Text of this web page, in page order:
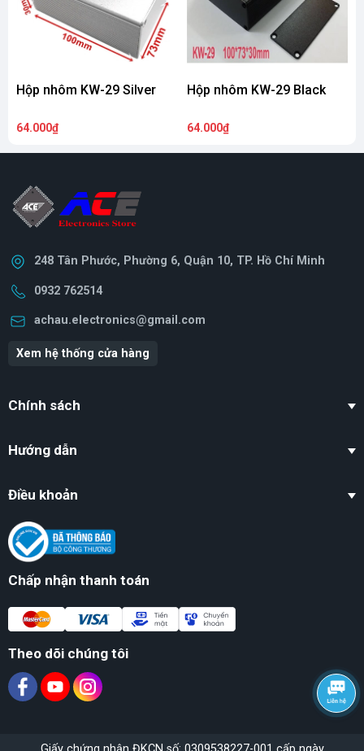
Hộp nhôm KW-29 Silver
64.000₫
Hộp nhôm KW-29 Black
64.000₫
248 Tân Phước, Phường 6, Quận 10, TP. Hồ Chí Minh
0932 762514
achau.electronics@gmail.com
Xem hệ thống cửa hàng
Chính sách
Hướng dẫn
Điều khoản
Chấp nhận thanh toán
Theo dõi chúng tôi